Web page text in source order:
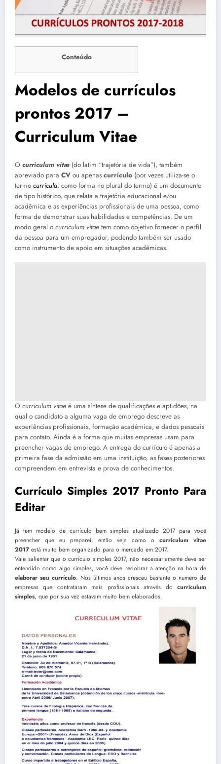
Conteúdo
Modelos de currículos
prontos 2017 –
Curriculum Vitae
O curriculum vitæ (do latim “trajetória de vida”), também
abreviado para CV ou apenas currículo (por vezes utiliza-se o
termo curricula, como forma no plural do termo) é um documento
de tipo histórico, que relata a trajetória educacional e/ou
acadêmica e as experiências profissionais de uma pessoa, como
forma de demonstrar suas habilidades e competências. De um
modo geral o curriculum vitae tem como objetivo fornecer o perfil
da pessoa para um empregador, podendo também ser usado
como instrumento de apoio em situações acadêmicas.
O curriculum vitae é uma síntese de qualificações e aptidões, na
qual o candidato a alguma vaga de emprego descreve as
experiências profissionais, formação acadêmica, e dados pessoais
para contato. Ainda é a forma que muitas empresas usam para
preencher vagas de emprego. A entrega do currículo é apenas a
primeira fase da admissão em uma instituição, as fases posteriores
compreendem em entrevista e prova de conhecimentos.
Currículo Simples 2017 Pronto Para
Editar
Já tem modelo de currículo bem simples atualizado 2017 para você
preencher que eu preparei, então veja como o curriculum vitae
2017 está muito bem organizado para o mercado em 2017.
Vale salientar que o currículo simples 2017, não necessariamente deve ser
entendido como algo simples, você deve redobrar a atenção na hora de
elaborar seu currículo. Nos últimos anos cresceu bastante o numero de
empresas que contrataram mais profissionais através do curriculum
simples, que por sua vez estavam muito bem elaborados.